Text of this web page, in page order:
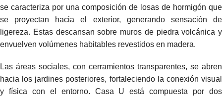
se caracteriza por una composición de losas de hormigón que
se proyectan hacia el exterior, generando sensación de
ligereza. Estas descansan sobre muros de piedra volcánica y
envuelven volúmenes habitables revestidos en madera.
Las áreas sociales, con cerramientos transparentes, se abren
hacia los jardines posteriores, fortaleciendo la conexión visual
y física con el entorno. Casa U está compuesta por dos